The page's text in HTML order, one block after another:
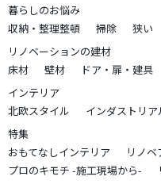
暮らしのお悩み
収納・整理整頓
掃除 狭い
リノベーションの建材
床材
壁材 ドア・扉・建具
インテリア
北欧スタイル
インダストリ
特集
おもてなしインテリア
リノ
プロのキモチ -施工現場から-